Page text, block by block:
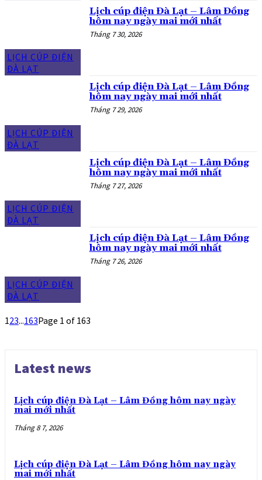
LỊCH CÚP ĐIỆN
ĐÀ LẠT
Lịch cúp điện Đà Lạt – Lâm Đồng
hôm nay ngày mai mới nhất
Tháng 7 30, 2026
LỊCH CÚP ĐIỆN
ĐÀ LẠT
Lịch cúp điện Đà Lạt – Lâm Đồng
hôm nay ngày mai mới nhất
Tháng 7 29, 2026
LỊCH CÚP ĐIỆN
ĐÀ LẠT
Lịch cúp điện Đà Lạt – Lâm Đồng
hôm nay ngày mai mới nhất
Tháng 7 27, 2026
LỊCH CÚP ĐIỆN
ĐÀ LẠT
Lịch cúp điện Đà Lạt – Lâm Đồng
hôm nay ngày mai mới nhất
Tháng 7 26, 2026
123...163Page 1 of 163
Latest news
Lịch cúp điện Đà Lạt – Lâm Đồng hôm nay ngày
mai mới nhất
Tháng 8 7, 2026
Lịch cúp điện Đà Lạt – Lâm Đồng hôm nay ngày
mai mới nhất